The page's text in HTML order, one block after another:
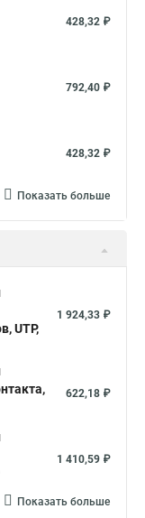
428,32 ₽
792,40 ₽
428,32 ₽
Показать больше
UTP,
1 924,33 ₽
622,18 ₽
1 410,59 ₽
Показать больше